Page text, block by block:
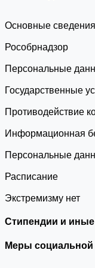
Основные сведения
Роcобрнадзор
Персональные
Государственные
Противодействие
Информационная
Персональные
Расписание
Экстремизму нет
Стипендии и
Меры социальной